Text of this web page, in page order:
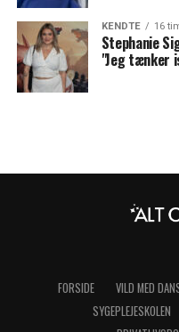
KENDTE 16
Stephanie
"Jeg tænker
FORSIDE VILD MED
SYGEPLEJESKOLEN